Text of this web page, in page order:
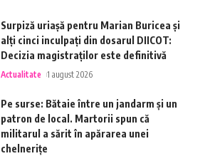
Surpiză uriașă pentru Marian Buricea și
alți cinci inculpați din dosarul DIICOT:
Decizia magistraților este definitivă
Actualitate 1 august 2026
Pe surse: Bătaie între un jandarm și un
patron de local. Martorii spun că
militarul a sărit în apărarea unei
chelnerițe